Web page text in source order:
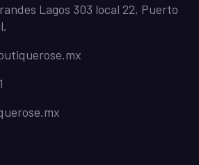
Lagos 303 local 22, Puerto